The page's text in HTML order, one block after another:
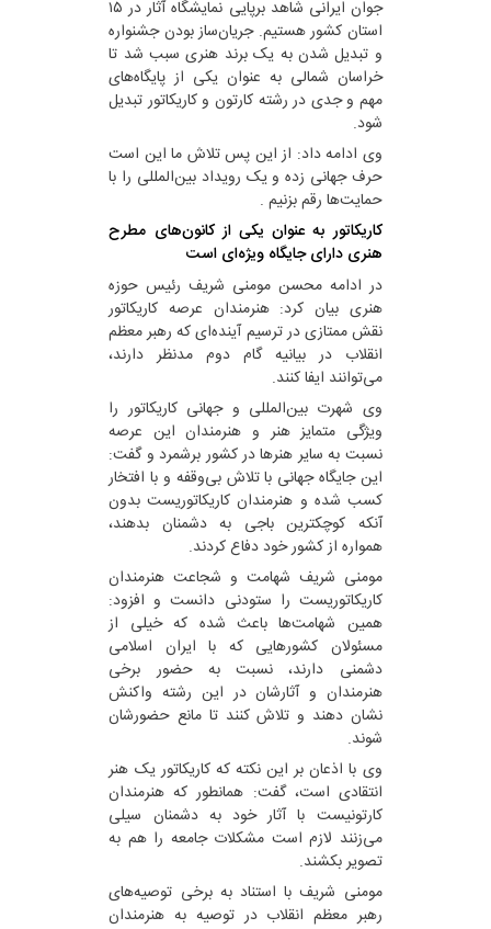
جوان ایرانی شاهد برپایی نمایشگاه آثار در ۱۵
استان کشور هستیم. جریان‌ساز بودن جشنواره
و تبدیل شدن به یک برند هنری سبب شد تا
خراسان شمالی به عنوان یکی از پایگاه‌های
مهم و جدی در رشته کارتون و کاریکاتور تبدیل
شود.
وی ادامه داد: از این پس تلاش ما این است
حرف جهانی زده و یک رویداد بین‌المللی را با
حمایت‌ها رقم بزنیم .
کاریکاتور به عنوان یکی از کانون‌های مطرح
هنری دارای جایگاه ویژه‌ای است
در ادامه محسن مومنی شریف رئیس حوزه
هنری بیان کرد: هنرمندان عرصه کاریکاتور
نقش ممتازی در ترسیم آینده‌ای که رهبر معظم
انقلاب در بیانیه گام دوم مدنظر دارند،
می‌توانند ایفا کنند.
وی شهرت بین‌المللی و جهانی کاریکاتور را
ویژگی متمایز هنر و هنرمندان این عرصه
نسبت به سایر هنرها در کشور برشمرد و گفت:
این جایگاه جهانی با تلاش بی‌وقفه و با افتخار
کسب شده و هنرمندان کاریکاتوریست بدون
آنکه کوچکترین باجی به دشمنان بدهند،
همواره از کشور خود دفاع کردند.
مومنی شریف شهامت و شجاعت هنرمندان
کاریکاتوریست را ستودنی دانست و افزود:
همین شهامت‌ها باعث شده که خیلی از
مسئولان کشورهایی که با ایران اسلامی
دشمنی دارند، نسبت به حضور برخی
هنرمندان و آثارشان در این رشته واکنش
نشان دهند و تلاش کنند تا مانع حضورشان
شوند.
وی با اذعان بر این نکته که کاریکاتور یک هنر
انتقادی است، گفت: همانطور که هنرمندان
کارتونیست با آثار خود به دشمنان سیلی
می‌زنند لازم است مشکلات جامعه را هم به
تصویر بکشند.
مومنی شریف با استناد به برخی توصیه‌های
رهبر معظم انقلاب در توصیه به هنرمندان